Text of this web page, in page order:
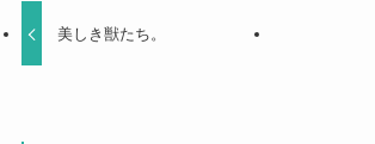
美しき獣たち。